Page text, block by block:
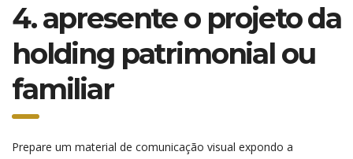
4. apresente o projeto da
holding patrimonial ou
familiar
Prepare um material de comunicação visual expondo a